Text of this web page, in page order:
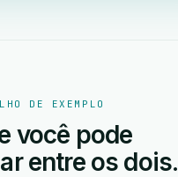
DE EXEMPLO
você pode
entre os dois.